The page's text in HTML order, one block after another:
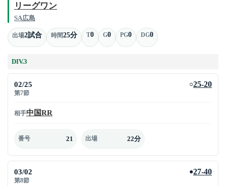
リーグワン
SA広島
出場2試合 時間25分 T0 G0 PG0 DG0
DIV.3
02/25
第7節
○25-20
相手中国RR
番号 21 出場 22分
03/02
第8節
●27-40